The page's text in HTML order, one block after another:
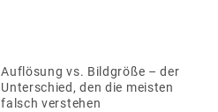
Auflösung vs. Bildgröße – der
Unterschied, den die meisten
falsch verstehen